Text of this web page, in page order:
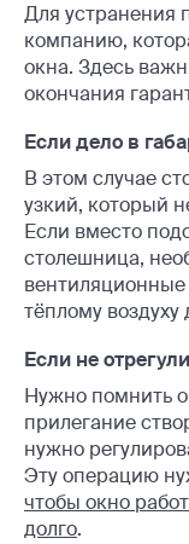
Для устранения
компанию,
окна. Здесь
окончания
Если дело в
В этом случае
узкий, который
Если вместо
столешница,
тёплому воздуху
Если не
Нужно помнить о
прилегание
нужно
Эту операцию
чтобы окно
долго.